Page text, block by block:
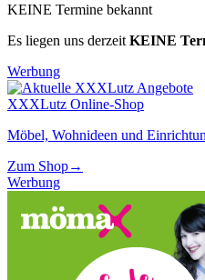
KEINE Termine bekannt
Es liegen uns derzeit KEINE
Werbung
XXXLutz Online-Shop
Möbel, Wohnideen und
Zum Shop→
Werbung